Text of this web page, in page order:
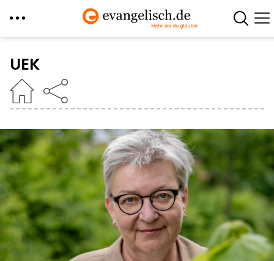
zum
Inhalt
UEK